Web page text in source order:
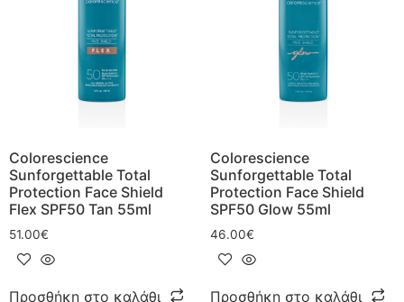
Colorescience
Sunforgettable Total
Protection Face Shield
Flex SPF50 Tan 55ml
51.00€
Προσθήκη στο καλάθι
Colorescience
Sunforgettable Total
Protection Face Shield
SPF50 Glow 55ml
46.00€
Προσθήκη στο καλάθι